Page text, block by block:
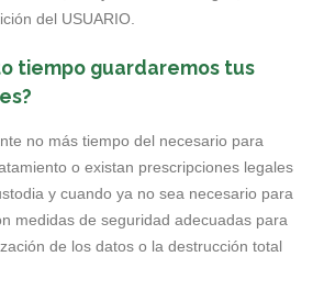
del USUARIO.
tiempo guardaremos tus
no más tiempo del necesario para
o existan prescripciones legales
y cuando ya no sea necesario para
medidas de seguridad adecuadas para
de los datos o la destrucción total